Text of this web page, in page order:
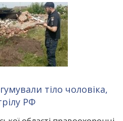
тіло чоловіка,
РФ